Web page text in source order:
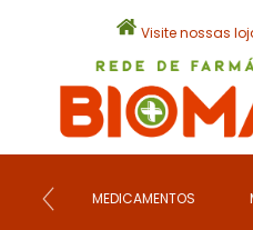
Visite nossas
MEDICAMENTOS